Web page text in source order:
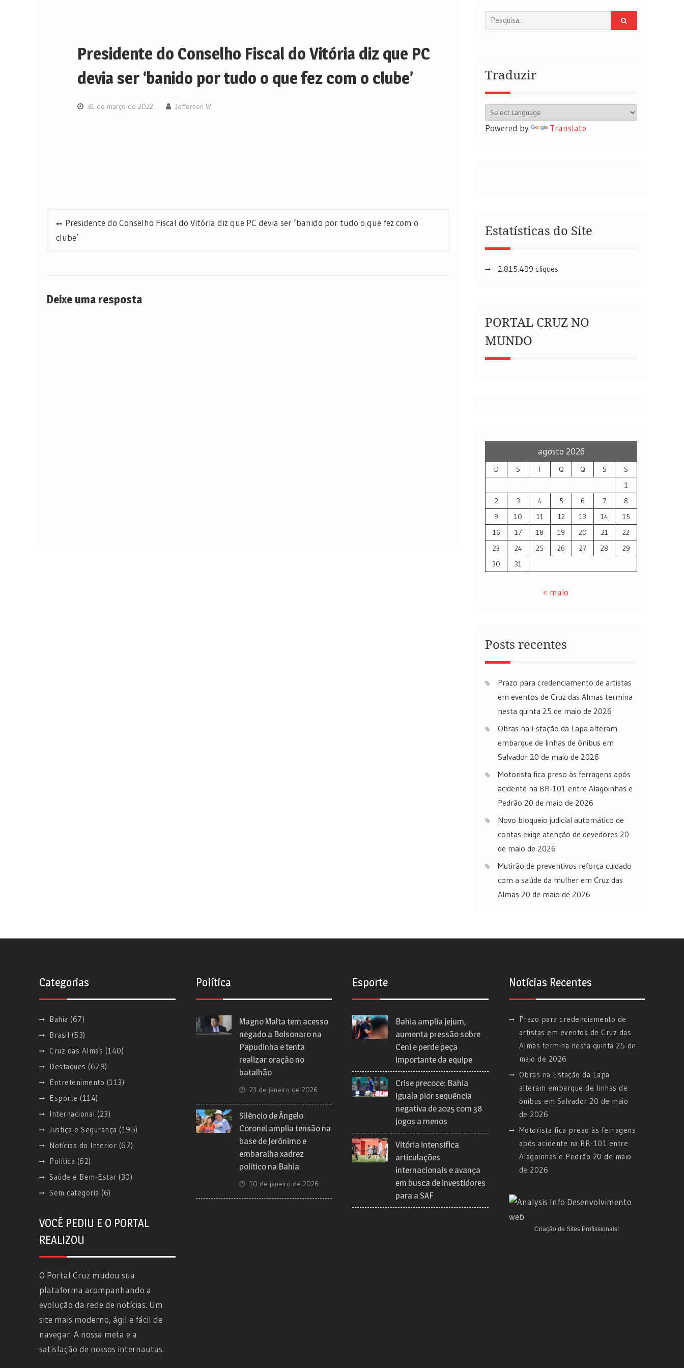
Presidente do Conselho Fiscal do Vitória diz que PC
devia ser ‘banido por tudo o que fez com o clube’
31 de março de 2022 Jefferson W
Navegação
de
Presidente do Conselho Fiscal do Vitória diz que PC devia ser ‘banido por tudo o que fez com o
clube’
Deixe uma resposta
Procurar
por:
Traduzir
Powered by Translate
Estatísticas do Site
2.815.499 cliques
PORTAL CRUZ NO
MUNDO
agosto 2026
D S T Q Q S
S
1
2
3 4 5 6 7
8
9
10 11 12 13 14
15
16
17 18 19 20 21
22
23
24 25 26 27 28
29
30
31
« maio
Posts recentes
Prazo para credenciamento de artistas
em eventos de Cruz das Almas termina
nesta quinta 25 de maio de 2026
Obras na Estação da Lapa alteram
embarque de linhas de ônibus em
Salvador 20 de maio de 2026
Motorista fica preso às ferragens após
acidente na BR-101 entre Alagoinhas e
Pedrão 20 de maio de 2026
Novo bloqueio judicial automático de
contas exige atenção de devedores 20
de maio de 2026
Mutirão de preventivos reforça cuidado
com a saúde da mulher em Cruz das
Almas 20 de maio de 2026
Categorias
Bahia (67)
Brasil (53)
Cruz das Almas (140)
Destaques (679)
Entretenimento (113)
Esporte (114)
Internacional (23)
Justiça e Segurança (195)
Notícias do Interior (67)
Política (62)
Saúde e Bem-Estar (30)
Sem categoria (6)
VOCÊ PEDIU E O PORTAL
REALIZOU
O Portal Cruz mudou sua
plataforma acompanhando a
evolução da rede de notícias. Um
site mais moderno, ágil e fácil de
navegar. A nossa meta e a
satisfação de nossos internautas.
Política
Magno Malta tem acesso
negado a Bolsonaro na
Papudinha e tenta
realizar oração no
batalhão
23 de janeiro de 2026
Silêncio de Ângelo
Coronel amplia tensão na
base de Jerônimo e
embaralha xadrez
político na Bahia
10 de janeiro de 2026
Esporte
Bahia amplia jejum,
aumenta pressão sobre
Ceni e perde peça
importante da equipe
Crise precoce: Bahia
iguala pior sequência
negativa de 2025 com 38
jogos a menos
Vitória intensifica
articulações
internacionais e avança
em busca de investidores
para a SAF
Notícias Recentes
Prazo para credenciamento de
artistas em eventos de Cruz das
Almas termina nesta quinta 25 de
maio de 2026
Obras na Estação da Lapa
alteram embarque de linhas de
ônibus em Salvador 20 de maio
de 2026
Motorista fica preso às ferragens
após acidente na BR-101 entre
Alagoinhas e Pedrão 20 de maio
de 2026
Criação de Sites Profissionais!